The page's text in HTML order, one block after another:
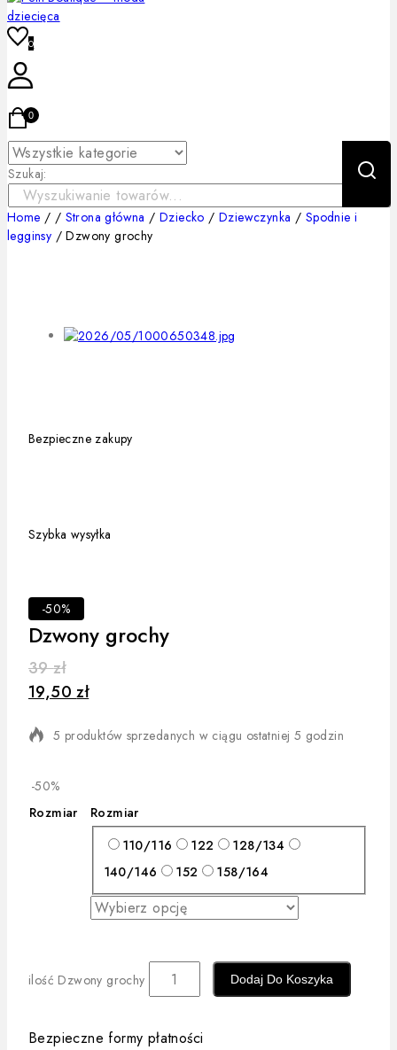
0
0
Szukaj:
Home / / Strona główna / Dziecko / Dziewczynka / Spodnie i
legginsy / Dzwony grochy
Bezpieczne zakupy
Szybka wysyłka
-50%
Dzwony grochy
39zł
19,50zł
5 produktów sprzedanych w ciągu ostatniej 5 godzin
Szybka sprzedaż! Ponad 4 osób ma w koszyku
-50%
Rozmiar
Rozmiar
110/116
122
128/134
140/146
152 158/164
ilość Dzwony grochy Dodaj Do Koszyka
Bezpieczne formy płatności